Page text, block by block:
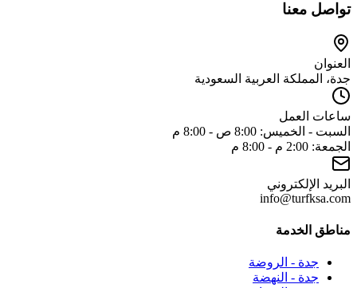
تواصل معنا
العنوان
جدة، المملكة العربية السعودية
ساعات العمل
السبت - الخميس: 8:00 ص - 8:00 م
الجمعة: 2:00 م - 8:00 م
البريد الإلكتروني
info@turfksa.com
مناطق الخدمة
جدة - الروضة
جدة - النهضة